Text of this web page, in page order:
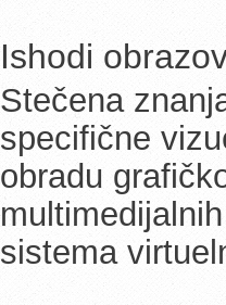
Ishodi
Stečena
specifične
obradu
sistema